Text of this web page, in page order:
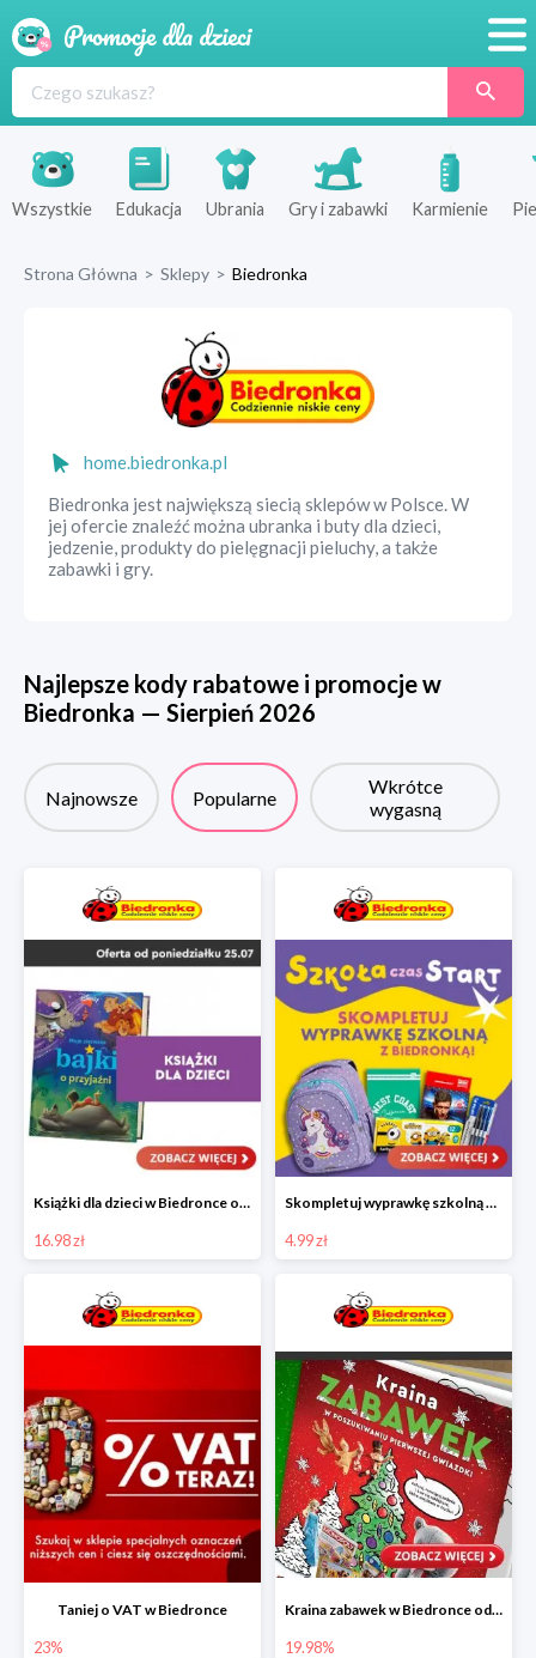
Produkty
Sklepy
Wszystkie Edukacja Ubrania Gry i zabawki Karmienie
Strona Główna > Sklepy > Biedronka
home.biedronka.pl
Biedronka jest największą siecią sklepów w Polsce. W
jej ofercie znaleźć można ubranka i buty dla dzieci,
jedzenie, produkty do pielęgnacji pieluchy, a także
zabawki i gry.
Najlepsze kody rabatowe i promocje w
Biedronka — Sierpień 2026
Najnowsze Popularne
Wkrótce
wygasną
Książki dla dzieci w Biedronce od 16,99 zł
16.98 zł
Skompletuj wyprawkę szkolną z Biedronką od 4,99 zł
4.99 zł
Taniej o VAT w Biedronce
23%
Kraina zabawek w Biedronce od 19,99 zł
19.98%